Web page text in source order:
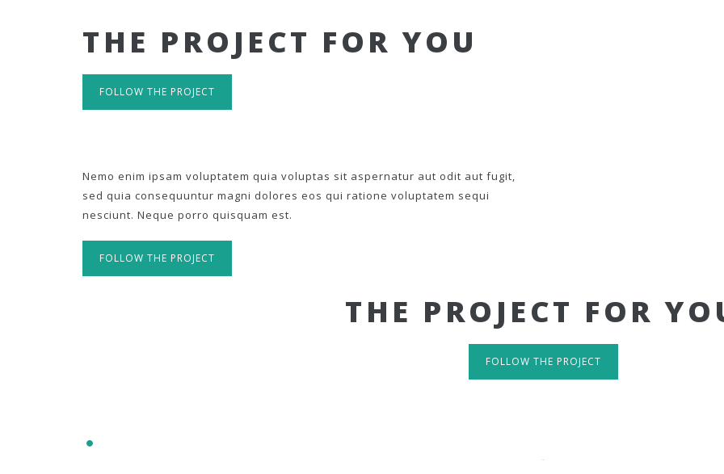
THE PROJECT FOR YOU
FOLLOW THE PROJECT
Nemo enim ipsam voluptatem quia voluptas sit aspernatur aut odit aut fugit,
sed quia consequuntur magni dolores eos qui ratione voluptatem sequi
nesciunt. Neque porro quisquam est.
FOLLOW THE PROJECT
THE PROJECT FOR
FOLLOW THE PROJECT